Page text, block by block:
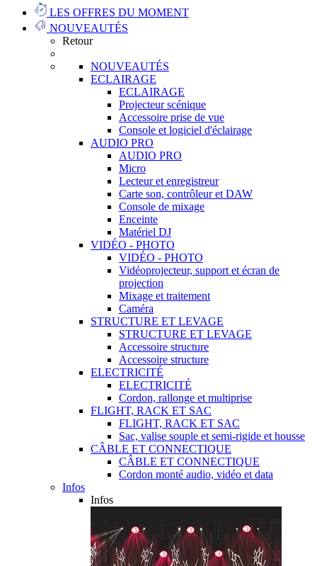
LES OFFRES DU MOMENT
NOUVEAUTÉS
Retour
NOUVEAUTÉS
ECLAIRAGE
ECLAIRAGE
Projecteur scénique
Accessoire prise de vue
Console et logiciel d'éclairage
AUDIO PRO
AUDIO PRO
Micro
Lecteur et enregistreur
Carte son, contrôleur et DAW
Console de mixage
Enceinte
Matériel DJ
VIDÉO - PHOTO
VIDÉO - PHOTO
Vidéoprojecteur, support et écran de
projection
Mixage et traitement
Caméra
STRUCTURE ET LEVAGE
STRUCTURE ET LEVAGE
Accessoire structure
Accessoire structure
ELECTRICITÉ
ELECTRICITÉ
Cordon, rallonge et multiprise
FLIGHT, RACK ET SAC
FLIGHT, RACK ET SAC
Sac, valise souple et semi-rigide et housse
CÂBLE ET CONNECTIQUE
CÂBLE ET CONNECTIQUE
Cordon monté audio, vidéo et data
Infos
Infos